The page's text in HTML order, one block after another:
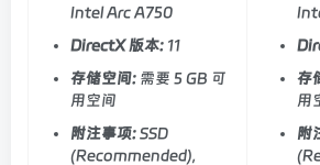
Intel Arc A750
DirectX 版本: 11
存储空间: 需要 5 GB 可
用空间
附注事项: SSD
(Recommended),
存
用
附